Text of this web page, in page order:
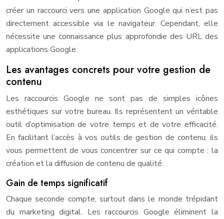
créer un raccourci vers une application Google qui n’est pas
directement accessible via le navigateur. Cependant, elle
nécessite une connaissance plus approfondie des URL des
applications Google.
Les avantages concrets pour votre gestion de
contenu
Les raccourcis Google ne sont pas de simples icônes
esthétiques sur votre bureau. Ils représentent un véritable
outil d’optimisation de votre temps et de votre efficacité.
En facilitant l’accès à vos outils de gestion de contenu, ils
vous permettent de vous concentrer sur ce qui compte : la
création et la diffusion de contenu de qualité.
Gain de temps significatif
Chaque seconde compte, surtout dans le monde trépidant
du marketing digital. Les raccourcis Google éliminent la